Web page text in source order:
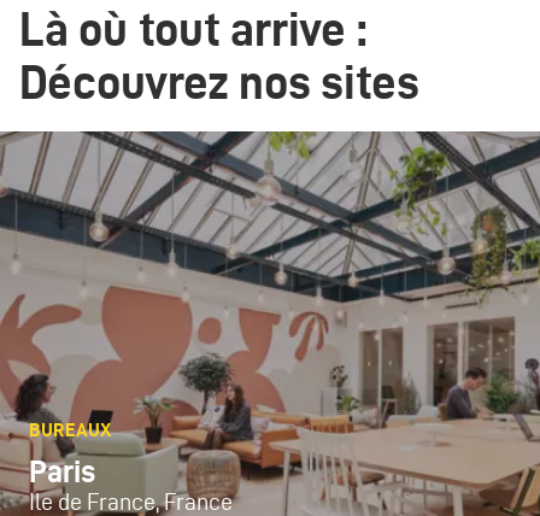
Là où tout arrive :
Découvrez nos sites
BUREAUX
Paris
Ile de France, France